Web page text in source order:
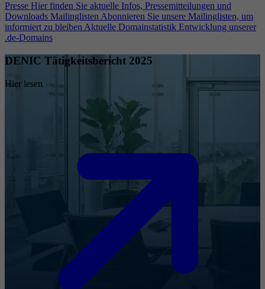
Presse Hier finden Sie aktuelle Infos, Pressemitteilungen und
Downloads Mailinglisten Abonnieren Sie unsere Mailinglisten, um
informiert zu bleiben Aktuelle Domainstatistik Entwicklung unserer
.de-Domains
DENIC Tätigkeitsbericht 2025
Hier lesen